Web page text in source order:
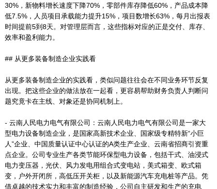
30%，新物料增长速度下降70%，零部件库存降低60%，产品成本降
低7.5%，人员项目承载能力提升15%，项目数增长63%，每月出报表
时间提前5到8天。对管理层而言，这些指标对应的正是交付、库存、
效率和盈利能力。
## 从更多装备制造企业实践看
从更多装备制造企业的实践看，类似问题往往会在不同业务环节反复
出现。把这些企业的做法放在一起看，更容易帮助财务负责人判断问
题究竟卡在主线、对象还是协同机制上。
- 云南人民电力电气有限公司：云南人民电力电气有限公司是一家大
型电力设备制造企业，是国家高新技术企业、国家级专精特新“小巨
人”企业、中国质量认证中心认证的A类生产企业、云南省招商引资重
点企业。公司专业生产各类节能环保型电力设备，包括干式、油浸式
电力变压器，光伏、风力发电用组合式变电站，美式箱变、欧式箱
变，户外开闭所，高低压开关柜，以及新能源汽车充电桩等产品。凭
借卓越的技术实力和丰富的制造经验，公司自主研发和生产的充电